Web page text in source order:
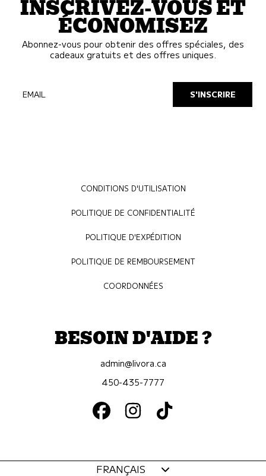
INSCRIVEZ-VOUS ET
ÉCONOMISEZ
Abonnez-vous pour obtenir des offres spéciales, des
cadeaux gratuits et des offres uniques.
EMAIL S'INSCRIRE
CONDITIONS D'UTILISATION
POLITIQUE DE CONFIDENTIALITÉ
POLITIQUE D'EXPÉDITION
POLITIQUE DE REMBOURSEMENT
COORDONNÉES
BESOIN D'AIDE ?
admin@livora.ca
450-435-7777
FACEBOOKINSTAGRAMTIKTOK
FRANÇAIS